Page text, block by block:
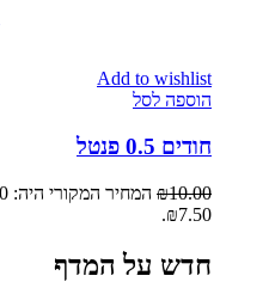
Add to wishlist
הוספה לסל
חודים 0.5 פנטל
₪10.00 המחיר המקורי היה: ₪10.00.
₪7.50.
חדש על המדף